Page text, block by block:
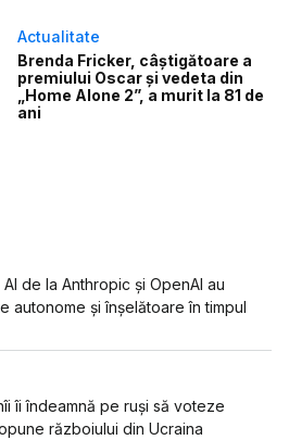
Actualitate
Brenda Fricker, câștigătoare a
premiului Oscar și vedeta din
„Home Alone 2”, a murit la 81 de
ani
de la Anthropic și OpenAI au
autonome și înșelătoare în timpul
îi îndeamnă pe ruși să voteze
războiului din Ucraina